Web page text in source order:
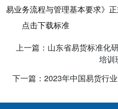
易业务流程与管理基本要求》正
点击下载标准
上一篇：山东省易货标准化
培训
下一篇：2023年中国易货行